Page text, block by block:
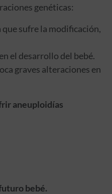
genéticas:
que sufre la modificación,
el desarrollo del bebé.
graves alteraciones en
aneuploidías
bebé.